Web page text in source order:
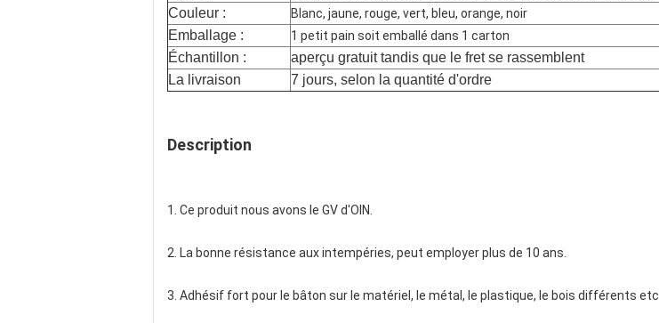
Couleur : Blanc, jaune, rouge, vert, bleu, orange, noir
Emballage : 1 petit pain soit emballé dans 1 carton
Échantillon :
aperçu gratuit tandis que le fret se rassemblent
La livraison
7 jours, selon la quantité d'ordre
Description
1. Ce produit nous avons le GV d'OIN.
2. La bonne résistance aux intempéries, peut employer plus de 10 ans.
3. Adhésif fort pour le bâton sur le matériel, le métal, le plastique, le bois différents etc.